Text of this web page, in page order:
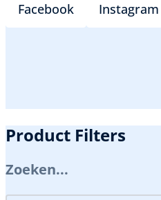
Facebook Instagram
Product Filters
Zoeken...